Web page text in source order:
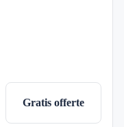
Gratis offerte